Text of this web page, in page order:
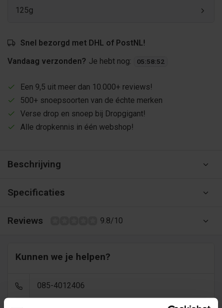
125g
Snel bezorgd met DHL of PostNL!
Vandaag verzonden? Je hebt nog: 05:58:52
Een 9,5 uit meer dan 10.000+ reviews!
500+ snoepsoorten van de échte merken
Verse drop en snoep bij Dropgigant!
Alle dropkennis in één webshop!
Beschrijving
Specificaties
Reviews 9.8/10
Kunnen we je helpen?
085-4012406